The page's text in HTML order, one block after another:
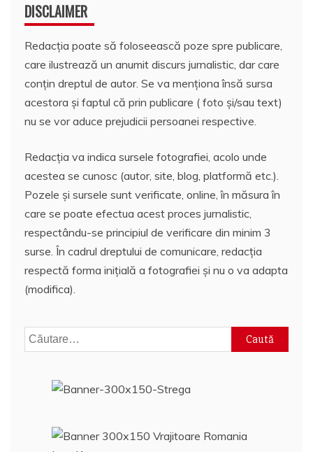
DISCLAIMER
Redacția poate să foloseească poze spre publicare,
care ilustrează un anumit discurs jurnalistic, dar care
conțin dreptul de autor. Se va menționa însă sursa
acestora și faptul că prin publicare ( foto și/sau text)
nu se vor aduce prejudicii persoanei respective.
Redacția va indica sursele fotografiei, acolo unde
acestea se cunosc (autor, site, blog, platformă etc.).
Pozele și sursele sunt verificate, online, în măsura în
care se poate efectua acest proces jurnalistic,
respectându-se principiul de verificare din minim 3
surse. În cadrul dreptului de comunicare, redacția
respectă forma inițială a fotografiei și nu o va adapta
(modifica).
Caută
după: